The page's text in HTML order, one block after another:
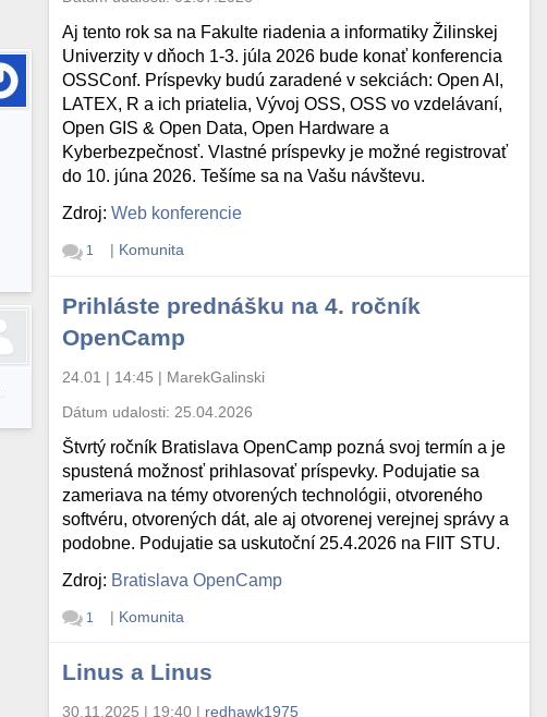
Aj tento rok sa na Fakulte riadenia a informatiky Žilinskej
Univerzity v dňoch 1-3. júla 2026 bude konať konferencia
OSSConf. Príspevky budú zaradené v sekciách: Open AI,
LATEX, R a ich priatelia, Vývoj OSS, OSS vo vzdelávaní,
Open GIS & Open Data, Open Hardware a
Kyberbezpečnosť. Vlastné príspevky je možné registrovať
do 10. júna 2026. Tešíme sa na Vašu návštevu.
Zdroj:Web konferencie
1 | Komunita
Prihláste prednášku na 4. ročník
OpenCamp
24.01 | 14:45 | MarekGalinski
Dátum udalosti: 25.04.2026
Štvrtý ročník Bratislava OpenCamp pozná svoj termín a je
spustená možnosť prihlasovať príspevky. Podujatie sa
zameriava na témy otvorených technológii, otvoreného
softvéru, otvorených dát, ale aj otvorenej verejnej správy a
podobne. Podujatie sa uskutoční 25.4.2026 na FIIT STU.
Zdroj: Bratislava OpenCamp
1 | Komunita
Linus a Linus
30.11.2025 | 19:40 | redhawk1975